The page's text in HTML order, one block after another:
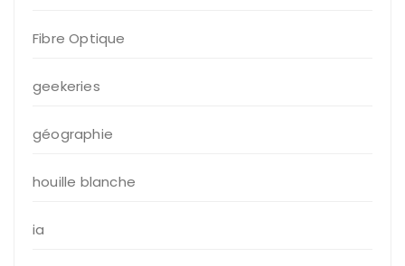
Fibre Optique
geekeries
géographie
houille blanche
ia